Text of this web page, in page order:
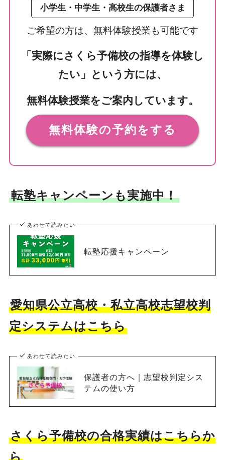
小学生・中学生・高校生の保護者さま
ご希望の方は、無料体験授業も可能です
「実際にさくら予備校の指導を体験し
たい」という方には、
無料体験授業をご案内しています。
無料体験の予約をする
転塾キャンペーンも実施中！
あわせて読みたい
転塾応援キャンペーン
愛知県公立高校・私立高校志望校判
定システムはこちら
あわせて読みたい
保護者の方へ｜志望校判定シス
テムの使い方
さくら予備校の合格実績はこちらか
ら